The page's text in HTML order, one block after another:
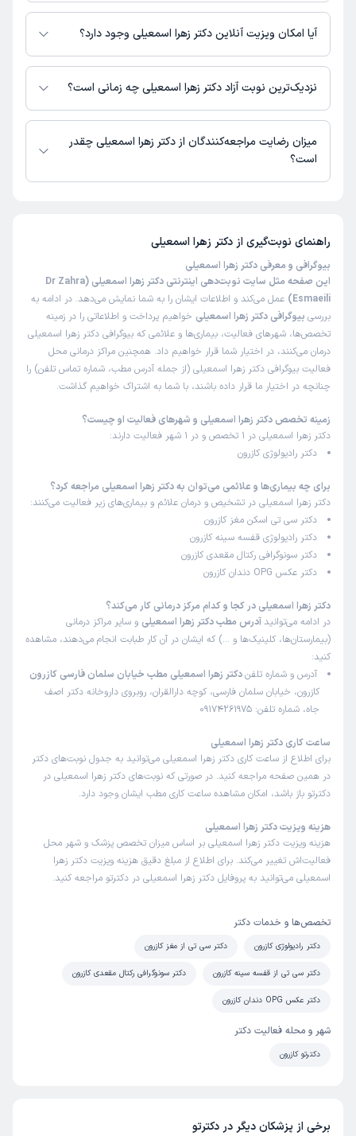
اطلاعاتی درباره محل فعالیت دکتر زهرا اسمعیلی در مراکز درمانی در دسترس
نیست.
آیا امکان ویزیت آنلاین دکتر زهرا اسمعیلی وجود دارد؟
در حال حاضر اطلاعاتی درباره ارائه ویزیت آنلاین توسط دکتر زهرا اسمعیلی در
دسترس نیست. برای دریافت اطلاعات دقیق‌تر، لطفاً با مطب تماس بگیرید.
نزدیک‌ترین نوبت آزاد دکتر زهرا اسمعیلی چه زمانی است؟
زمان نوبت‌دهی و پذیرش بیماران با هماهنگی مطب مشخص می‌شود.
میزان رضایت مراجعه‌کنندگان از دکتر زهرا اسمعیلی چقدر
است؟
راهنمای نوبت‌گیری از دکتر زهرا اسمعیلی
بیوگرافی و معرفی دکتر زهرا اسمعیلی
این صفحه مثل سایت نوبت‌دهی اینترنتی دکتر زهرا اسمعیلی (Dr Zahra
Esmaeili)
عمل می‌کند و اطلاعات ایشان را به شما نمایش می‌دهد. در ادامه به
بررسی بیوگرافی دکتر زهرا اسمعیلی خواهیم پرداخت و اطلاعاتی را در زمینه
تخصص‌ها، شهرهای فعالیت، بیماری‌ها و علائمی که بیوگرافی دکتر زهرا اسمعیلی
درمان می‌کنند، در اختیار شما قرار خواهیم داد. همچنین مراکز درمانی محل
فعالیت بیوگرافی دکتر زهرا اسمعیلی (از جمله آدرس مطب، شماره تماس تلفن) را
چنانچه در اختیار ما قرار داده باشند، با شما به اشتراک خواهیم گذاشت.
زمینه تخصص دکتر زهرا اسمعیلی و شهرهای فعالیت او چیست؟
دکتر زهرا اسمعیلی در 1 تخصص و در 1 شهر فعالیت دارند:
دکتر رادیولوژی کازرون
برای چه بیماری‌ها و علائمی می‌توان به دکتر زهرا اسمعیلی مراجعه کرد؟
دکتر زهرا اسمعیلی در تشخیص و درمان علائم و بیماری‌های زیر فعالیت می‌کنند:
دکتر سی تی اسکن مغز کازرون
دکتر رادیولوژی قفسه سینه کازرون
دکتر سونوگرافی رکتال مقعدی کازرون
دکتر عکس OPG دندان کازرون
دکتر زهرا اسمعیلی در کجا و کدام مرکز درمانی کار می‌کند؟
در ادامه می‌توانید آدرس مطب دکتر زهرا اسمعیلی و سایر مراکز درمانی
(بیمارستان‌ها، کلینیک‌ها و …) که ایشان در آن کار طبابت انجام می‌دهند، مشاهده
کنید:
آدرس و شماره تلفندکتر زهرا اسمعیلی مطب خیابان سلمان فارسی کازرون
کازرون، خیابان سلمان فارسی، کوچه دارالقران، روبروی داروخانه دکتر اصف
جاه، شماره تلفن: 09174261975
ساعت کاری دکتر زهرا اسمعیلی
برای اطلاع از ساعت کاری دکتر زهرا اسمعیلی می‌توانید به جدول نوبت‌های دکتر
در همین صفحه مراجعه کنید. در صورتی که نوبت‌های دکتر زهرا اسمعیلی در
دکترتو باز باشد، امکان مشاهده ساعت کاری مطب ایشان وجود دارد.
هزینه ویزیت دکتر زهرا اسمعیلی
هزینه ویزیت دکتر زهرا اسمعیلی بر اساس میزان تخصص پزشک و شهر محل
فعالیت‌اش تغییر می‌کند. برای اطلاع از مبلغ دقیق هزینه ویزیت دکتر زهرا
اسمعیلی می‌توانید به پروفایل دکتر زهرا اسمعیلی در دکترتو مراجعه کنید.
تخصص‌ها و خدمات دکتر
دکتر رادیولوژی کازرون دکتر سی تی از مغز کازرون
دکتر سی تی از قفسه سینه کازرون دکتر سونوگرافی رکتال مقعدی کازرون
دکتر عکس OPG دندان کازرون
شهر و محله فعالیت دکتر
دکترتو کازرون
برخی از پزشکان دیگر در دکترتو